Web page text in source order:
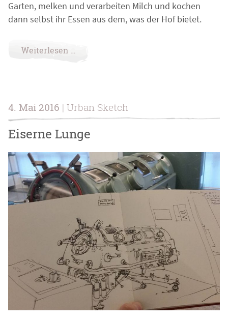
Garten, melken und verarbeiten Milch und kochen
dann selbst ihr Essen aus dem, was der Hof bietet.
Weiterlesen …
4. Mai 2016 | Urban Sketch
Eiserne Lunge